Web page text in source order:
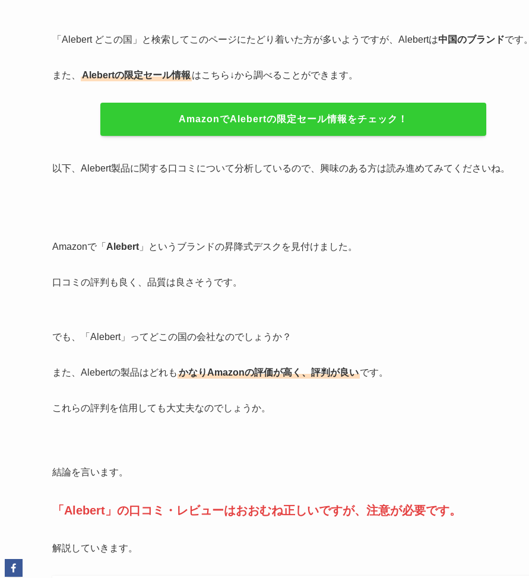
「Alebert どこの国」と検索してこのページにたどり着いた方が多いようですが、Alebertは中国のブランドです。
また、 Alebertの限定セール情報はこちら↓から調べることができます。
AmazonでAlebertの限定セール情報をチェック！
以下、Alebert製品に関する口コミについて分析しているので、興味のある方は読み進めてみてくださいね。
Amazonで「 Alebert 」というブランドの昇降式デスクを見付けました。
口コミの評判も良く、品質は良さそうです。
でも、「Alebert」ってどこの国の会社なのでしょうか？
また、Alebertの製品はどれも かなりAmazonの評価が高く、評判が良いです。
これらの評判を信用しても大丈夫なのでしょうか。
結論を言います。
「Alebert」の口コミ・レビューはおおむね正しいですが、注意が必要です。
解説していきます。